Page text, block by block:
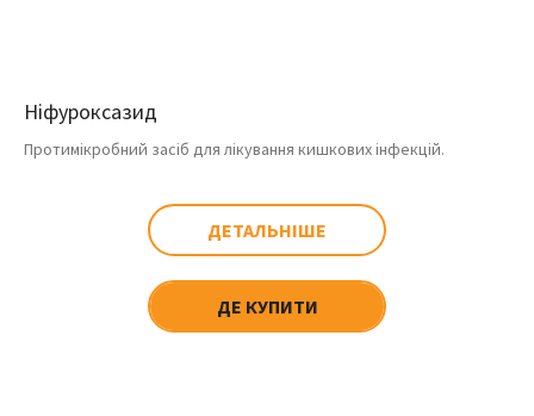
Ніфуроксазид
Протимікробний засіб для лікування кишкових інфекцій.
ДЕТАЛЬНІШЕ
ДЕ КУПИТИ